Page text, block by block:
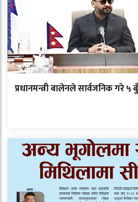
प्रधानमन्त्री बालेनले सार्वजनिक गरे ५